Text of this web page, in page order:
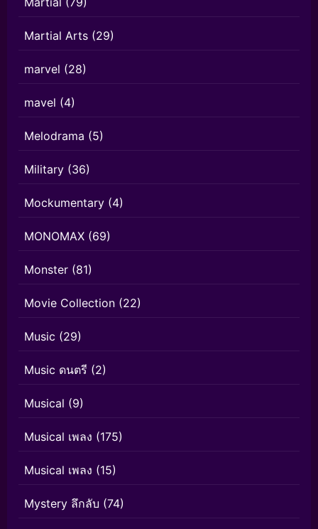
Martial Arts (29)
marvel (28)
mavel (4)
Melodrama (5)
Military (36)
Mockumentary (4)
MONOMAX (69)
Monster (81)
Movie Collection (22)
Music (29)
Music ดนตรี (2)
Musical (9)
Musical เพลง (175)
Musical เพลง (15)
Mystery ลึกลับ (74)